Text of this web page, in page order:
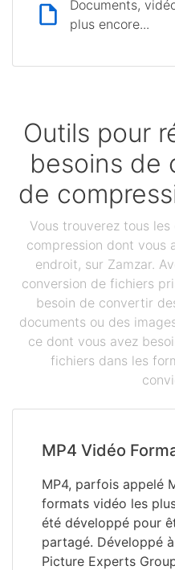
Documents,
plus encore...
Outils pour
besoins de
de
Vous trouverez tous
compression dont vous
endroit, sur Zamzar.
conversion de fichiers
besoin de convertir
documents ou des
ce dont vous avez
fichiers dans les
MP4 Vidéo
MP4, parfois appelé
formats vidéo les
été développé pour
partagé. Développé
Picture Experts